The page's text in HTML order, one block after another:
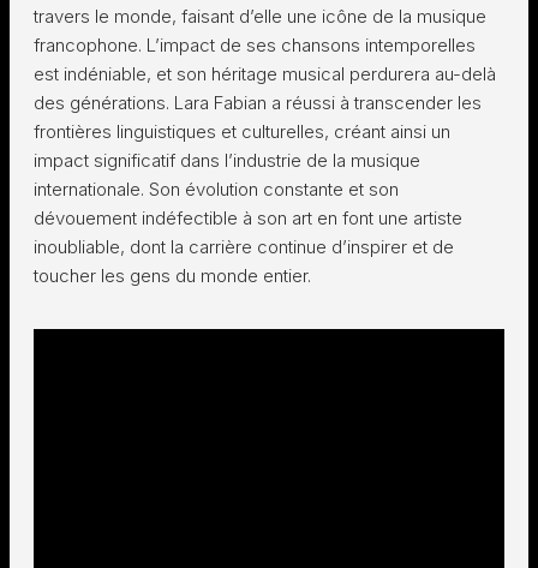
travers le monde, faisant d’elle une icône de la musique
francophone. L’impact de ses chansons intemporelles
est indéniable, et son héritage musical perdurera au-delà
des générations. Lara Fabian a réussi à transcender les
frontières linguistiques et culturelles, créant ainsi un
impact significatif dans l’industrie de la musique
internationale. Son évolution constante et son
dévouement indéfectible à son art en font une artiste
inoubliable, dont la carrière continue d’inspirer et de
toucher les gens du monde entier.